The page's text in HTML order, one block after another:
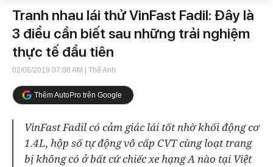
Tranh nhau lái thử VinFast Fadil: Đây là
3 điều cần biết sau những trải nghiệm
thực tế đầu tiên
02/06/2019 07:08 AM | Thế Anh
Thêm AutoPro trên Google
VinFast Fadil có cảm giác lái tốt nhờ khối động cơ
1.4L, hộp số tự động vô cấp CVT cùng loạt trang
bị không có ở bất cứ chiếc xe hạng A nào tại Việt